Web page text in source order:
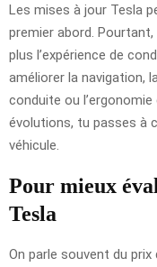
Les mises à jour Tesla
premier abord.
plus l’expérience de
améliorer la navigation,
conduite ou l’ergonomie
évolutions, tu passes à
véhicule.
Pour mieux
Tesla
On parle souvent du